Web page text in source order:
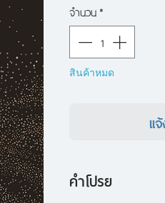
จำนวน*
สินค้าหมด
แ
คำโปรย